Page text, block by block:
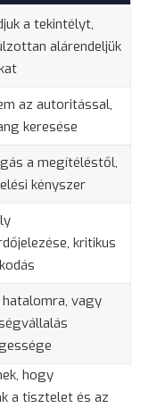
a tekintélyt,
alárendeljük
az autoritással,
keresése
a megítéléstől,
kényszer
kritikus
vagy
, hogy
a tisztelet és az